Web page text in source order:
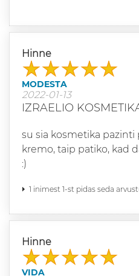
Hinne
MODESTA
2022-01-13
IZRAELIO
su sia kosmetika pazinti
kremo, taip patiko, kad
:)
1 inimest 1-st pidas seda
Hinne
VIDA